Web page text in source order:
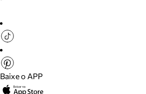
Baixe o APP